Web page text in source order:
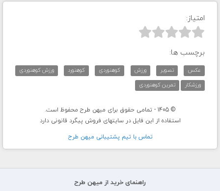
امتیاز:



برچسب ها:
عکس تصویر ورزش کوهنوردی کوهنورد
ورزش کوهنوردی
ورزشکار
تمرین کوهنوردی
© 1405 - تمامی حقوق برای میهن طرح محفوظ است.
استفاده از این فایل در سایتهای فروش پیگرد قانونی دارد
تماس با تيم پشتيبانی ميهن طرح
راهنمای خرید از میهن طرح